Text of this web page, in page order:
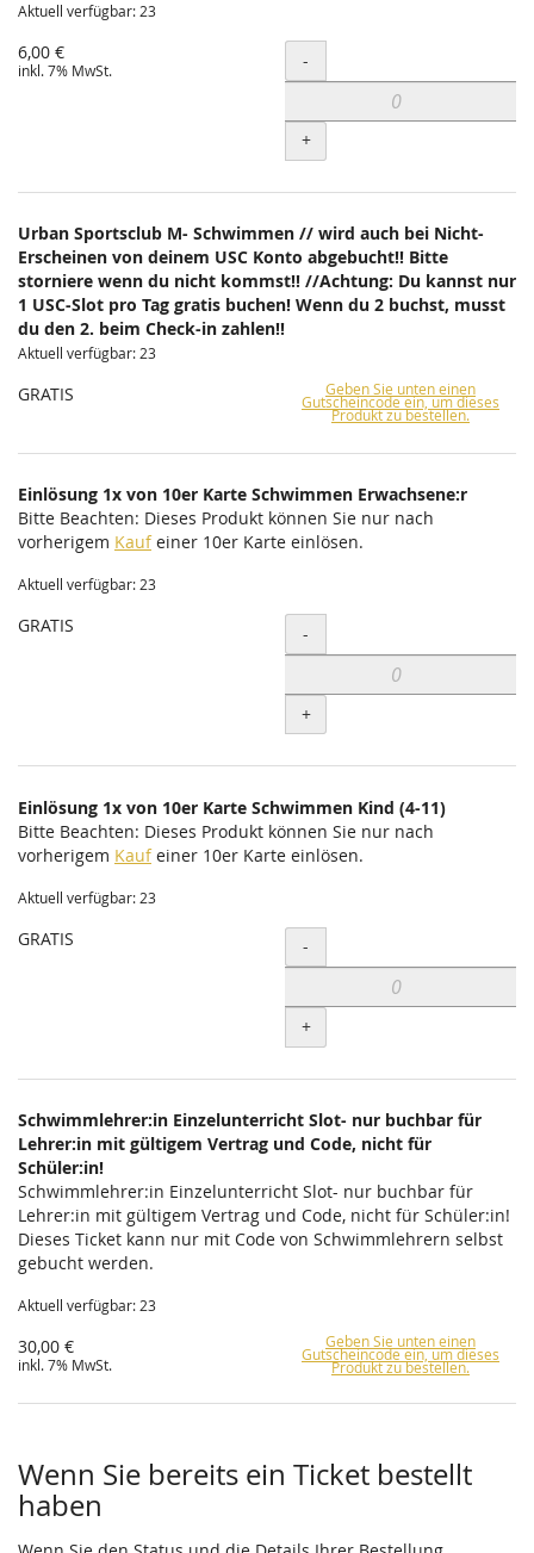
Aktuell verfügbar: 23
6,00 €
inkl. 7% MwSt. Menge
-
+
Urban Sportsclub M- Schwimmen // wird auch bei Nicht-
Erscheinen von deinem USC Konto abgebucht!! Bitte
storniere wenn du nicht kommst!! //Achtung: Du kannst nur
1 USC-Slot pro Tag gratis buchen! Wenn du 2 buchst, musst
du den 2. beim Check-in zahlen!!
Aktuell verfügbar: 23
GRATIS Geben Sie unten einen
Gutscheincode ein, um dieses
Produkt zu bestellen.
Einlösung 1x von 10er Karte Schwimmen Erwachsene:r
Bitte Beachten: Dieses Produkt können Sie nur nach
vorherigem Kaufeiner 10er Karte einlösen.
Aktuell verfügbar: 23
GRATIS Menge
-
+
Einlösung 1x von 10er Karte Schwimmen Kind (4-11)
Bitte Beachten: Dieses Produkt können Sie nur nach
vorherigem Kaufeiner 10er Karte einlösen.
Aktuell verfügbar: 23
GRATIS Menge
-
+
Schwimmlehrer:in Einzelunterricht Slot- nur buchbar für
Lehrer:in mit gültigem Vertrag und Code, nicht für
Schüler:in!
Schwimmlehrer:in Einzelunterricht Slot- nur buchbar für
Lehrer:in mit gültigem Vertrag und Code, nicht für Schüler:in!
Dieses Ticket kann nur mit Code von Schwimmlehrern selbst
gebucht werden.
Aktuell verfügbar: 23
30,00 €
inkl. 7% MwSt.
Geben Sie unten einen
Gutscheincode ein, um dieses
Produkt zu bestellen.
Wenn Sie bereits ein Ticket bestellt
haben